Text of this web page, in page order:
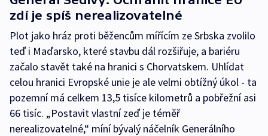
zdí je spíš nerealizovatelné
Plot jako hráz proti běžencům mířícím ze Srbska zvolilo
teď i Maďarsko, které stavbu dál rozšiřuje, a bariéru
začalo stavět také na hranici s Chorvatskem. Uhlídat
celou hranici Evropské unie je ale velmi obtížný úkol - ta
pozemní má celkem 13,5 tisíce kilometrů a pobřežní asi
66 tisíc. „Postavit vlastní zeď je téměř
nerealizovatelné,“ míní bývalý náčelník Generálního